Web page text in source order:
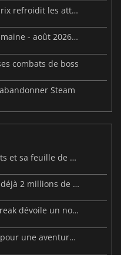
Steam Frame : une fuite sur le prix refroidit les attentes VR
Sorties de jeux vidéo de cette semaine - août 2026 (semaine 32)
combats de boss
Steam
MARVEL Tōkon dévoile ses débuts et sa feuille de route
Resident Evil: Veronica dépasse déjà 2 millions de wishlists
Beast of Reincarnation : Game Freak dévoile un nouveau pari
Big Walk est disponible : partez pour une aventure entre amis